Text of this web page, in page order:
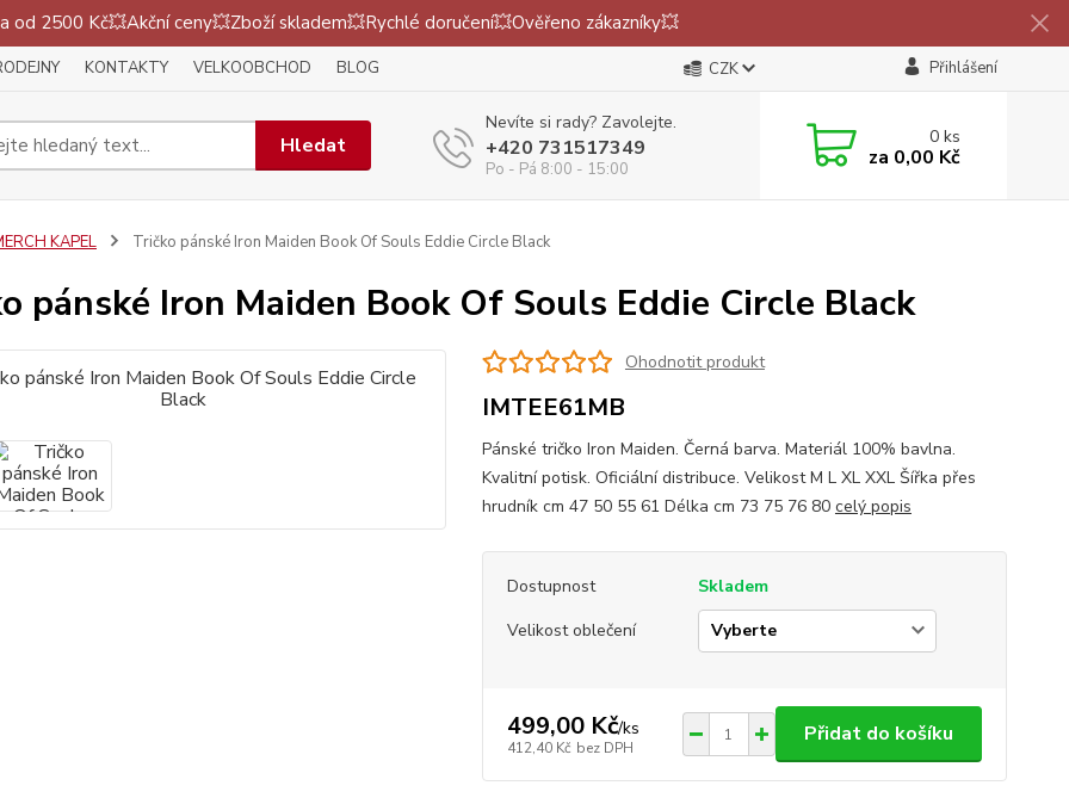
od 2500 Kč💥Akční ceny💥Zboží skladem💥Rychlé doručení💥Ověřeno zákazníky💥
KONTAKTY VELKOOBCHOD BLOG CZK Přihlášení
Hledat
Nevíte si rady? Zavolejte.
+420 731517349
Po - Pá 8:00 - 15:00
0ks
za 0,00 Kč
KAPEL Tričko pánské Iron Maiden Book Of Souls Eddie Circle Black
pánské Iron Maiden Book Of Souls Eddie Circle Black
Ohodnotit produkt
IMTEE61MB
Pánské tričko Iron Maiden. Černá barva. Materiál 100% bavlna.
Kvalitní potisk. Oficiální distribuce. Velikost M L XL XXL Šířka přes
hrudník cm 47 50 55 61 Délka cm 73 75 76 80 celý popis
Dostupnost
Skladem
Velikost oblečení
499,00 Kč/ks
412,40 Kč bez DPH
Přidat do košíku